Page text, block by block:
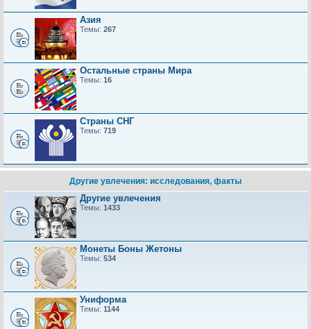
Азия
Темы: 267
Остальные страны Мира
Темы: 16
Страны СНГ
Темы: 719
Другие увлечения: исследования, факты
Другие увлечения
Темы: 1433
Монеты Боны Жетоны
Темы: 534
Униформа
Темы: 1144